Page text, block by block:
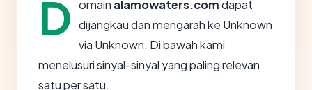
D omain alamowaters.comdapat
dijangkau dan mengarah ke Unknown
via Unknown. Di bawah kami
menelusuri sinyal-sinyal yang paling relevan
satu per satu.